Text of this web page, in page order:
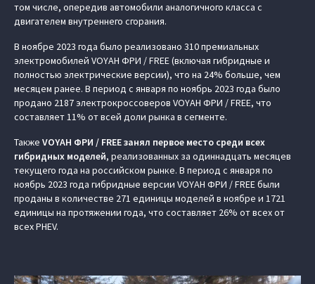
том числе, опередив автомобили аналогичного класса с
двигателем внутреннего сгорания.
В ноябре 2023 года было реализовано 310 премиальных
электромобилей VOYAH ФРИ / FREE (включая гибридные и
полностью электрические версии), что на 24% больше, чем
месяцем ранее. В период с января по ноябрь 2023 года было
продано 2187 электрокроссоверов VOYAH ФРИ / FREE, что
составляет 11% от всей доли рынка в сегменте.
Также VOYAH ФРИ / FREE занял первое место среди всех
гибридных моделей, реализованных за одиннадцать месяцев
текущего года на российском рынке. В период с января по
ноябрь 2023 года гибридные версии VOYAH ФРИ / FREE были
проданы в количестве 271 единицы моделей в ноябре и 1721
единицы на протяжении года, что составляет 26% от всех от
всех PHEV.